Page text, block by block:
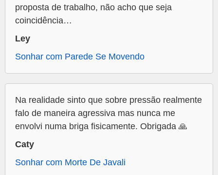
proposta de trabalho, não acho que seja
coincidência…
Ley
Sonhar com Parede Se Movendo
Na realidade sinto que sobre pressão realmente
falo de maneira agressiva mas nunca me
envolvi numa briga fisicamente. Obrigada 🙏
Caty
Sonhar com Morte De Javali